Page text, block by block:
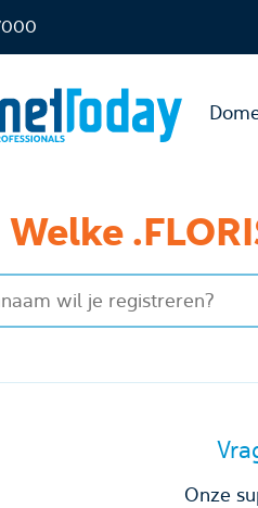
Welke
Onze